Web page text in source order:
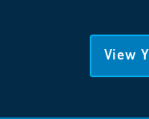
View